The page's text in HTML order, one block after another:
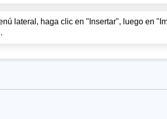
lateral, haga clic en "Insertar", luego en